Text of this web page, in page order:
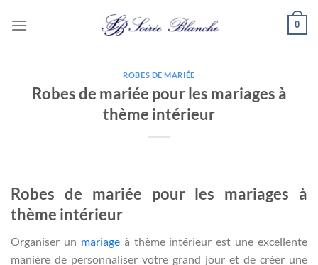
0
ROBES DE MARIÉE
Robes de mariée pour les mariages à
thème intérieur
Robes de mariée pour les mariages à
thème intérieur
Organiser un mariageà thème intérieur est une excellente
manière de personnaliser votre grand jour et de créer une